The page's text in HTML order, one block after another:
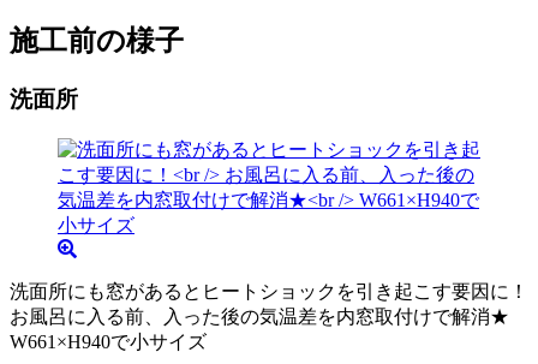
施工前の様子
洗面所
洗面所にも窓があるとヒートショックを引き起こす要因に！
お風呂に入る前、入った後の気温差を内窓取付けで解消★
W661×H940で小サイズ